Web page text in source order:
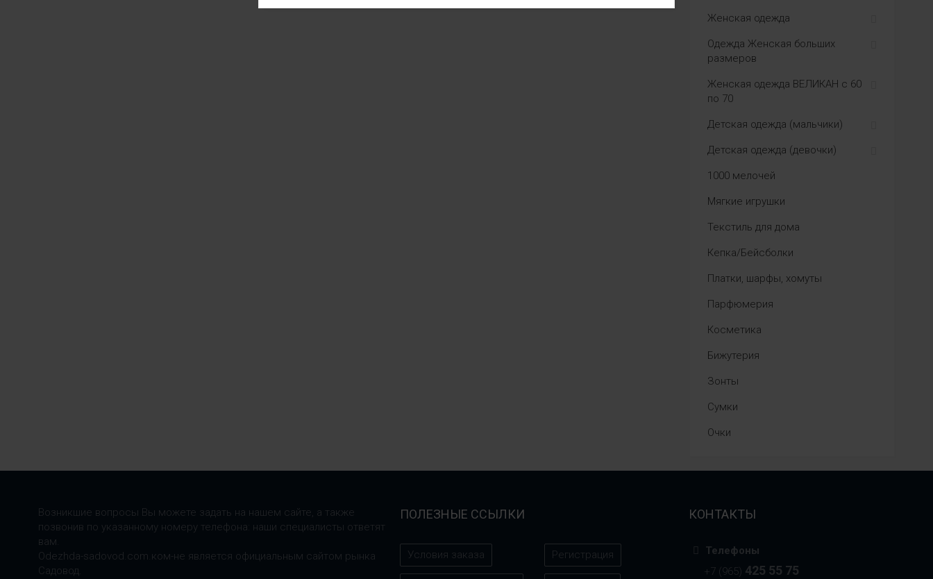
Женская одежда
Одежда Женская больших
размеров
Женская одежда ВЕЛИКАН с 60
по 70
Детская одежда (мальчики)
Детская одежда (девочки)
1000 мелочей
Мягкие игрушки
Текстиль для дома
Кепка/Бейсболки
Платки, шарфы, хомуты
Парфюмерия
Косметика
Бижутерия
Зонты
Сумки
Очки
Возникшие вопросы Вы можете задать на нашем сайте, а также
позвонив по указанному номеру телефона: наши специалисты ответят
вам.
Odezhda-sadovod.com.ком-не является официальным сайтом рынка
Садовод.
ПОЛЕЗНЫЕ ССЫЛКИ
Условия заказа Регистрация
КОНТАКТЫ
Телефоны
+7 (965) 425 55 75